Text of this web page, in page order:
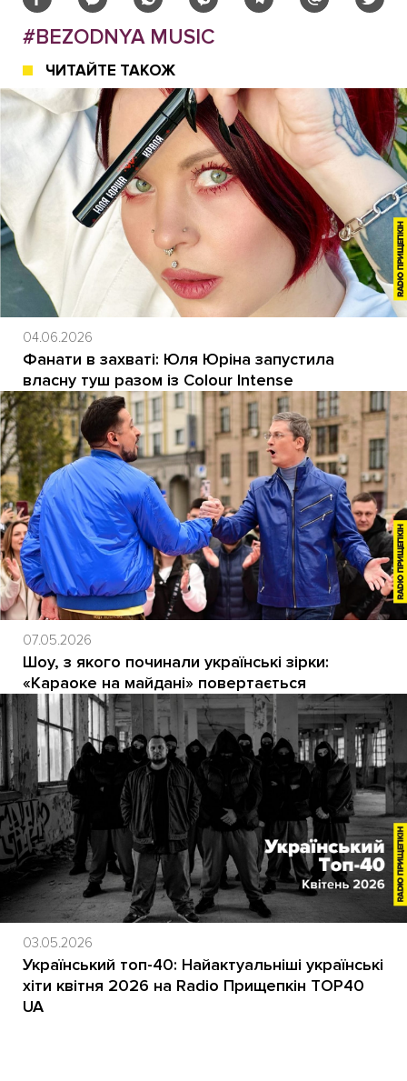
#BEZODNYA MUSIC
ЧИТАЙТЕ ТАКОЖ
04.06.2026
Фанати в захваті: Юля Юріна запустила
власну туш разом із Colour Intense
07.05.2026
Шоу, з якого починали українські зірки:
«Караоке на майдані» повертається
03.05.2026
Український топ-40: Найактуальніші українські
хіти квітня 2026 на Radio Прищепкін TOP40
UA